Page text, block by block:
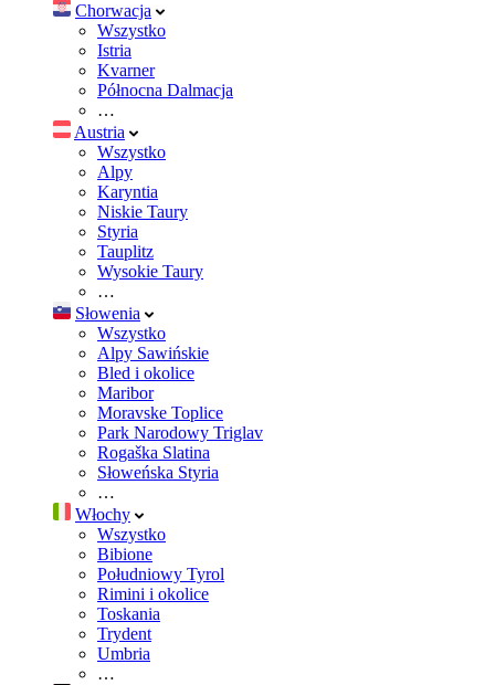
Chorwacja
Wszystko
Istria
Kvarner
Północna Dalmacja
…
Austria
Wszystko
Alpy
Karyntia
Niskie Taury
Styria
Tauplitz
Wysokie Taury
…
Słowenia
Wszystko
Alpy Sawińskie
Bled i okolice
Maribor
Moravske Toplice
Park Narodowy Triglav
Rogaška Slatina
Słoweńska Styria
…
Włochy
Wszystko
Bibione
Południowy Tyrol
Rimini i okolice
Toskania
Trydent
Umbria
…